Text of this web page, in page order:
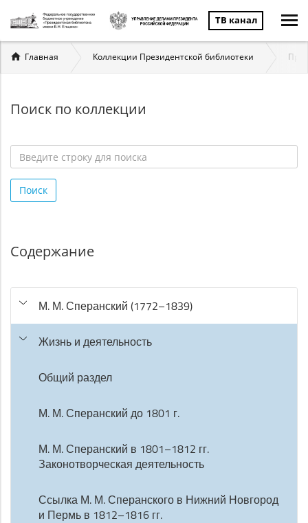
ТВ канал
Вы
здесь
Главная Коллекции Президентской библиотеки
Поиск по коллекции
строку
для
Поиск
Содержание
М. М. Сперанский (1772–1839)
Жизнь и деятельность
Общий раздел
М. М. Сперанский до 1801 г.
М. М. Сперанский в 1801–1812 гг.
Законотворческая деятельность
Ссылка М. М. Сперанского в Нижний Новгород
и Пермь в 1812–1816 гг.